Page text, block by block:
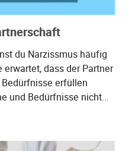
du Narzissmus häufig
dass der Partner
erfüllen
und Bedürfnisse nicht...